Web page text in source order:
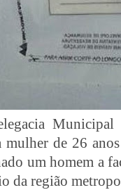
Municipal
mulher de 26
um homem a
da região